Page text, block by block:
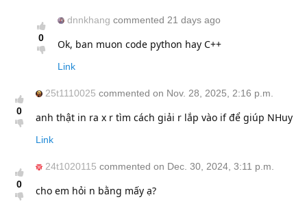
0
dnnkhang commented 21 days ago
Ok, ban muon code python hay C++
Link
0
25t1110025 commented on Nov. 28, 2025, 2:16 p.m.
anh thật in ra x r tìm cách giải r lắp vào if để giúp NHuy
Link
0
24t1020115 commented on Dec. 30, 2024, 3:11 p.m.
cho em hỏi n bằng mấy ạ?